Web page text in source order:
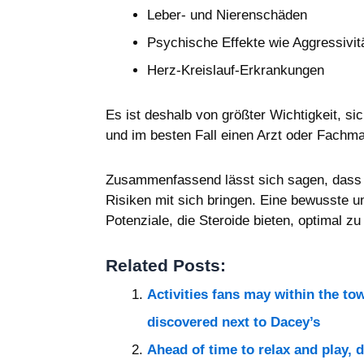
Leber- und Nierenschäden
Psychische Effekte wie
Herz-Kreislauf-Erkrankungen
Es ist deshalb von größter Wichtigkeit,
und im besten Fall einen Arzt oder
Zusammenfassend lässt sich sagen,
Risiken mit sich bringen. Eine bewusste
Potenziale, die Steroide bieten, optimal
Related Posts:
Activities fans may within the
discovered next to Dacey’s
Ahead of time to relax and play,